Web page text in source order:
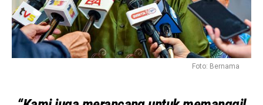
Foto: Bernama